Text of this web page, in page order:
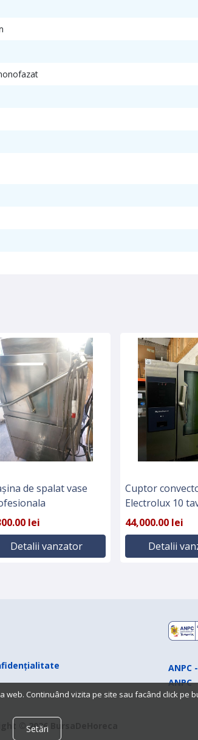
de spalat vase
lei
Detalii vanzator
Cuptor
Electrolux 10
2019
44,000.00 lei
Detalii
Continuând vizita pe site sau facând click pe
Setări
ANPC
ANPC
© 2026 BursaDeHoreca